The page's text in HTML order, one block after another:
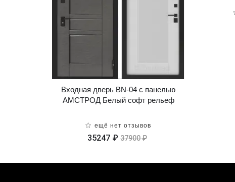
Входная дверь BN-04 с панелью
АМСТРОД Белый софт рельеф
ещё нет отзывов
35247 ₽ 37900 ₽